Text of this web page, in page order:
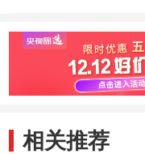
用意？
相关推荐